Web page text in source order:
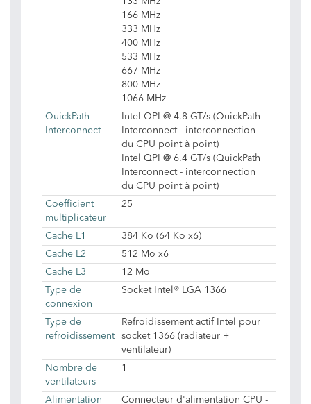
166 MHz
333 MHz
400 MHz
533 MHz
667 MHz
800 MHz
1066 MHz
QuickPath
Interconnect
Intel QPI @ 4.8 GT/s (QuickPath
Interconnect - interconnection
du CPU point à point)
Intel QPI @ 6.4 GT/s (QuickPath
Interconnect - interconnection
du CPU point à point)
Coefficient
multiplicateur
25
Cache L1
384 Ko (64 Ko x6)
Cache L2
512 Mo x6
Cache L3
12 Mo
Type de
connexion
Socket Intel® LGA 1366
Type de
refroidissement
Refroidissement actif Intel pour
socket 1366 (radiateur +
ventilateur)
Nombre de
ventilateurs
1
Alimentation
Connecteur d'alimentation CPU -